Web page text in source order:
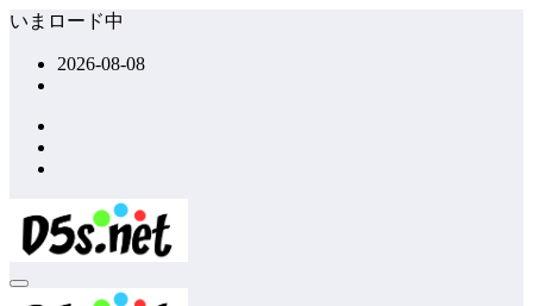
コ
ッ
プ
いまロード中
2026-08-08